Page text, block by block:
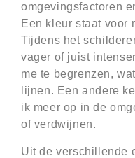
omgevingsfactoren
Een kleur staat voor
Tijdens het
vager of juist
me te begrenzen,
lijnen. Een andere
ik meer op in de
of verdwijnen.
Uit de verschillende